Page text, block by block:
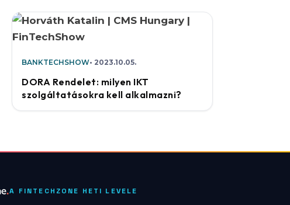
BANKTECHSHOW 2023.10.05.
DORA Rendelet: milyen IKT
szolgáltatásokra kell alkalmazni?
A FINTECHZONE HETI LEVELE